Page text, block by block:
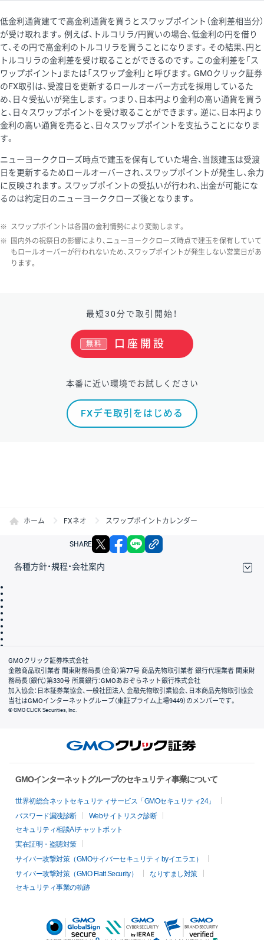
低金利通貨建てで高金利通貨を買うとスワップポイント（金利差相当分）
が受け取れます。例えば、トルコリラ/円買いの場合、低金利の円を借り
て、その円で高金利のトルコリラを買うことになります。その結果、円と
トルコリラの金利差を受け取ることができるのです。この金利差を「ス
ワップポイント」または「スワップ金利」と呼びます。GMOクリック証券
のFX取引は、受渡日を更新するロールオーバー方式を採用しているた
め、日々受払いが発生します。つまり、日本円より金利の高い通貨を買う
と、日々スワップポイントを受け取ることができます。逆に、日本円より
金利の高い通貨を売ると、日々スワップポイントを支払うことになりま
す。
ニューヨーククローズ時点で建玉を保有していた場合、当該建玉は受渡
日を更新するためロールオーバーされ、スワップポイントが発生し、余力
に反映されます。スワップポイントの受払いが行われ、出金が可能にな
るのは約定日のニューヨーククローズ後となります。
※ スワップポイントは各国の金利情勢により変動します。
※
国内外の祝祭日の影響により、ニューヨーククローズ時点で建玉を保有していて
もロールオーバーが行われないため、スワップポイントが発生しない営業日があ
ります。
最短30分で取引開始！
口座開設
無料
本番に近い環境でお試しください
FXデモ取引をはじめる
ホーム FXネオ スワップポイントカレンダー
SHARE X facebook
各種方針・規程・会社案内
会社案内
GMOクリック証券株式会社
金融商品取引業者 関東財務局長（金商）第77号 商品先物取引業者 銀行代理業者 関東財
務局長（銀代）第330号 所属銀行：GMOあおぞらネット銀行株式会社
加入協会：日本証券業協会、一般社団法人 金融先物取引業協会、日本商品先物取引協会
当社はGMOインターネットグループ（東証プライム上場9449）のメンバーです。
© GMO CLICK Securities, Inc.
GMOインターネットグループのセキュリティ事業について
世界初総合ネットセキュリティサービス「GMOセキュリティ24」
パスワード漏洩診断
Webサイトリスク診断
セキュリティ相談AIチャットボット
実在証明・盗聴対策
サイバー攻撃対策（GMOサイバーセキュリティ byイエラエ）
サイバー攻撃対策（GMO Flatt Security）
なりすまし対策
セキュリティ事業の軌跡